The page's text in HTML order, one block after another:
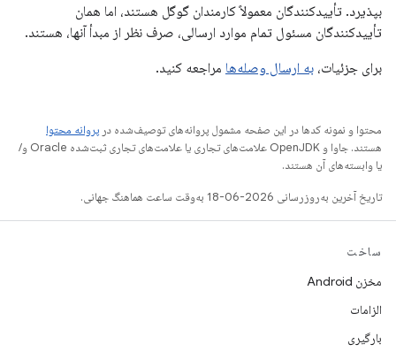
بپذیرد. تأییدکنندگان معمولاً کارمندان گوگل هستند، اما همان
تأییدکنندگان مسئول تمام موارد ارسالی، صرف نظر از مبدأ آنها، هستند.
برای جزئیات، به ارسال وصله‌ها مراجعه کنید.
محتوا و نمونه کدها در این صفحه مشمول پروانه‌های توصیف‌شده در پروانه محتوا
هستند. جاوا و OpenJDK علامت‌های تجاری یا علامت‌های تجاری ثبت‌شده Oracle و/
یا وابسته‌های آن هستند.
تاریخ آخرین به‌روزرسانی 2026-06-18 به‌وقت ساعت هماهنگ جهانی.
ساخت
مخزن Android
الزامات
بارگیری